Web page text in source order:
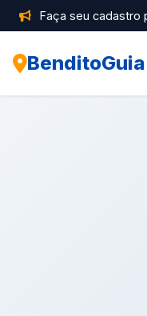
Faça seu cadastro
BenditoGuia